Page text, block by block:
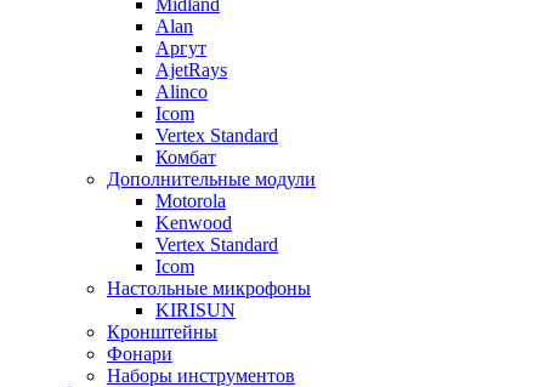
Midland
Alan
Аргут
AjetRays
Alinco
Icom
Vertex Standard
Комбат
Дополнительные модули
Motorola
Kenwood
Vertex Standard
Icom
Настольные микрофоны
KIRISUN
Кронштейны
Фонари
Наборы инструментов